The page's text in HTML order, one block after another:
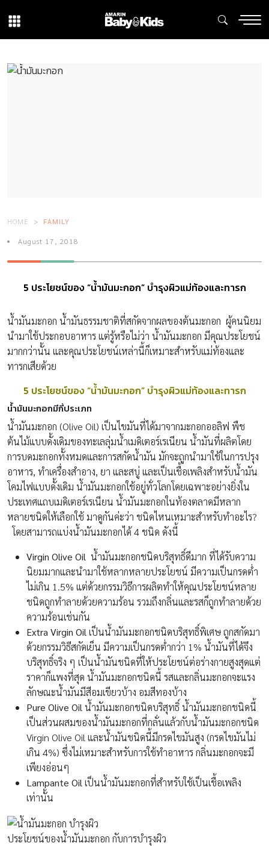
HOME FAMILY
August 17, 2018
5 ประโยชน์ของ “น้ำมันมะกอก” บำรุงผิวแม่ท้องและทารก
น้ำมันมะกอก น้ำมันธรรมชาติที่สกัดจากผลของต้นมะกอก ผู้คนนิยม
นำมาใช้ประกอบอาหาร แต่รู้หรือไม่ว่า น้ำมันมะกอก มีคุณประโยชน์
มากกว่านั้น และคุณประโยชน์เหล่านี้ก็เหมาะสำหรับแม่ท้องและ
ทารกเสียด้วย
5 ประโยชน์ของ “น้ำมันมะกอก” บำรุงผิวแม่ท้องและทารก
น้ำมันมะกอกมีกี่ประเภท
น้ำมันมะกอก (Olive Oil) เป็นไขมันที่ได้มาจากมะกอกออลิฟ พืช
ต้นไม้แบบดั้งเดิมของทะเลลุ่มน้ำเมดิเตอร์เรเนียน น้ำมันที่ผลิตโดย
การบดมะกอกทั้งหมดและการสกัดน้ำมัน มักจะถูกนำมาใช้ในการปรุง
อาหาร, ทำเครื่องสำอาง, ยา และสบู่ และเป็นเชื้อเพลิงสำหรับน้ำมัน
โคมไฟแบบดั้งเดิม น้ำมันมะกอกใช้อยู่ทั่วโลกโดยเฉพาะอย่างยิ่งใน
ประเทศแถบเมดิเตอร์เรเนียน น้ำมันมะกอกในท้องตลาดมีหลาก
หลายชนิดให้เลือกใช้ มาดูกันค่ะว่า ชนิดไหนเหมาะสำหรับทำอะไร?
โดยสามารถแบ่งน้ำมันมะกอกได้ 4 ชนิด ดังนี้
Virgin Olive Oil น้ำมันมะกอกชนิดบริสุทธิ์ดีมาก ที่ได้รับความ
นิยมมากและนำมาใช้หลากหลายประโยชน์ มีความเป็นกรดต่ำ
ไม่เกิน 1.5% แต่ด้วยกรรมวิธีการผลิตทำให้คุณประโยชน์หลาย
ชนิดถูกทำลายด้วยความร้อน รวมถึงกลิ่นและรสก็ถูกทำลายด้วย
ความร้อนเช่นกัน
Extra Virgin Oil เป็นน้ำมันมะกอกชนิดบริสุทธิ์พิเศษ ถูกสกัดมา
ด้วยกรรมวิธีสกัดเย็น มีความเป็นกรดต่ำกว่า 1% น้ำมันที่ได้จึง
บริสุทธิ์จริง ๆ เป็นน้ำมันชนิดที่ให้ประโยชน์ต่อร่างกายสูงสุดแต่
ราคาก็แพงที่สุด น้ำมันมะกอกชนิดนี้ รสและกลิ่นมะกอกจะแรง
ลักษณะน้ำมันมีสีอมเขียวบ้าง อมสีทองบ้าง
Pure Olive Oil น้ำมันมะกอกชนิดบริสุทธิ์ น้ำมันมะกอกชนิดนี้
เป็นส่วนผสมของน้ำมันมะกอกที่กลั่นแล้วกับน้ำมันมะกอกชนิด
Virgin Olive Oil และน้ำมันชนิดนี้มีกรดไขมันสูง (กรดไขมันไม่
เกิน 4%) ซึ่งไม่เหมาะสำหรับการใช้ทำอาหาร กลิ่นมะกอกจะมี
เพียงอ่อนๆ
Lampante Oil เป็นน้ำมันมะกอกที่สำหรับใช้เป็นเชื้อเพลิง
เท่านั้น
ประโยชน์ของน้ำมันมะกอก กับการบำรุงผิว